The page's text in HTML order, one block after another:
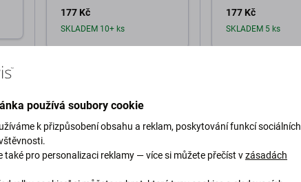
177 Kč
SKLADEM 10+ ks
177 Kč
SKLADEM 5 ks
používá soubory cookie
k přizpůsobení obsahu a reklam, poskytování funkcí sociálních
také pro personalizaci reklamy — více si můžete přečíst vzásadách